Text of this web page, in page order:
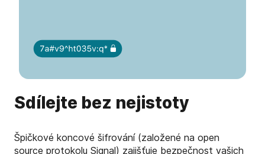
Sdílejte bez nejistoty
Špičkové koncové šifrování (založené na open
source protokolu Signal) zajišťuje bezpečnost vašich